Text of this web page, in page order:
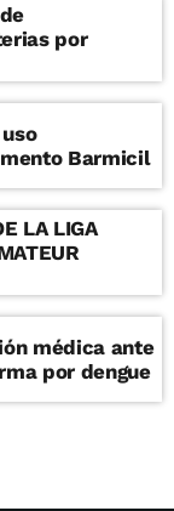
por
Barmicil
LA LIGA
médica ante
por dengue